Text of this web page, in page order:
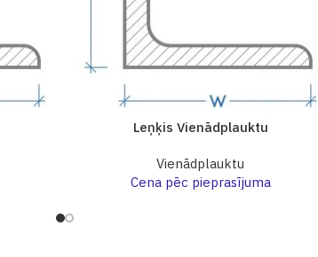
Leņķis Vienādplauktu
Vienādplauktu
Cena pēc pieprasījuma